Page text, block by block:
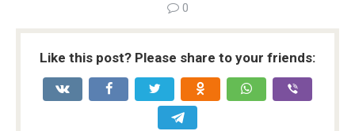
0
Like this post? Please share to your friends: